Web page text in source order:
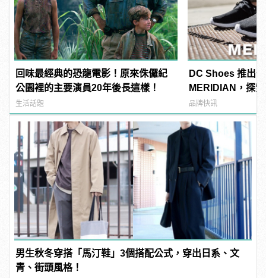
回味最經典的恐龍電影！原來侏儸紀
公園裡的主要演員20年後長這樣！
生活話題
DC Shoes 推出
MERIDIAN，探
是自己的移動地圖
品牌快訊
男生秋冬穿搭「馬汀鞋」3個搭配公式，穿出日系、文
青、街頭風格！